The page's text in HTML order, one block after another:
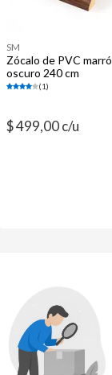
SM
Zócalo de PVC
oscuro 240 cm
(1)
$ 499,00 c/u